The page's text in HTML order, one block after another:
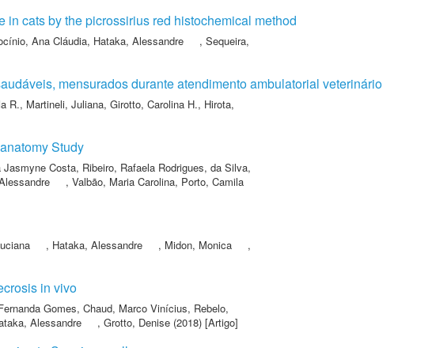
cats by the picrossirius red histochemical method
Ana Cláudia, Hataka, Alessandre , Sequeira,
mensurados durante atendimento ambulatorial veterinário
R., Martineli, Juliana, Girotto, Carolina H., Hirota,
Study
Jasmyne Costa, Ribeiro, Rafaela Rodrigues, da Silva,
, Valbão, Maria Carolina, Porto, Camila
, Hataka, Alessandre , Midon, Monica
,
in vivo
Gomes, Chaud, Marco Vinícius, Rebelo,
Alessandre , Grotto, Denise (2018) [Artigo]